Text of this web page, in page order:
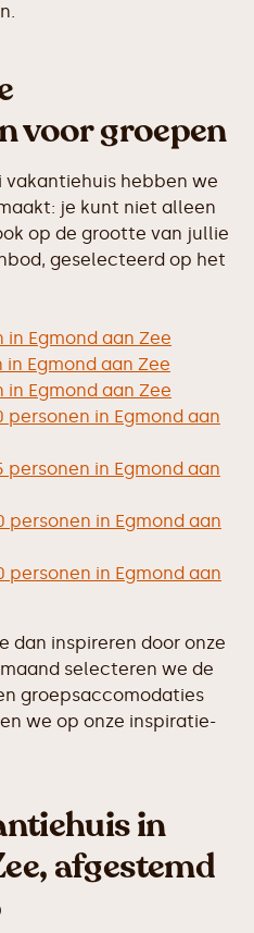
voor groepen
vakantiehuis hebben we
je kunt niet alleen
op de grootte van jullie
geselecteerd op het
Egmond aan Zee
Egmond aan Zee
Egmond aan Zee
in Egmond aan
in Egmond aan
in Egmond aan
in Egmond aan
dan inspireren door onze
selecteren we de
groepsaccomodaties
we op onze inspiratie-
in
afgestemd